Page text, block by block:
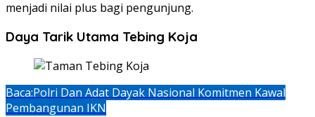
menjadi nilai plus bagi pengunjung.
Daya Tarik Utama Tebing Koja
Baca:Polri Dan Adat Dayak Nasional Komitmen Kawal
Pembangunan IKN